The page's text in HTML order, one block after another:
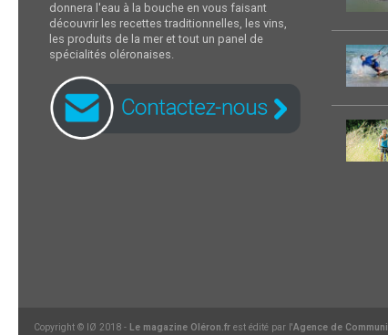
donnera l'eau à la bouche en vous faisant
découvrir les recettes traditionnelles, les vins,
les produits de la mer et tout un panel de
spécialités oléronaises.
Copyright © IØ 2018 - Le magazine Oléron.fr est édité par l'Agence de